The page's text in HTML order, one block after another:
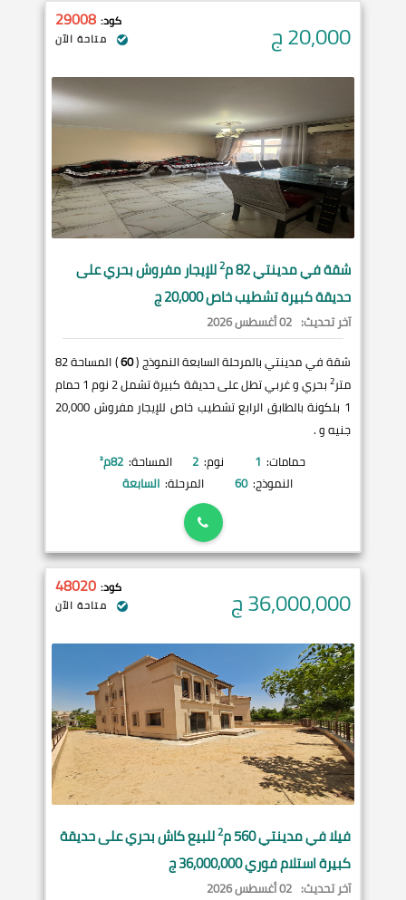
20,000ج كود: 29008
متاحة الآن
شقة فيمدينتي 2للإيجار مفروش بحري على
حديقة كبيرة تشطيب خاص 20,000 ج
آخر تحديث: 02 أغسطس 2026
شقة في مدينتي بالمرحلة السابعة النموذج (60
) المساحة 82
متر2
بحري و غربي تطل على حديقة كبيرة تشمل 2 نوم 1 حمام
1 بلكونة بالطابق الرابع تشطيب خاص للإيجار مفروش 20,000
جنيه و .
حمامات: 1 نوم: 2 المساحة: 82م²
النموذج: 60 المرحلة: السابعة
36,000,000ج كود: 48020
متاحة الآن
فيلا فيمدينتي560 م 2للبيع كاش بحري على حديقة
كبيرة استلام فوري 36,000,000 ج
آخر تحديث: 02 أغسطس 2026